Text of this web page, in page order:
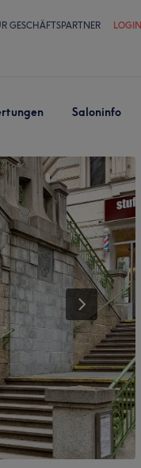
GESCHÄFTSPARTNER LOGIN
Saloninfo